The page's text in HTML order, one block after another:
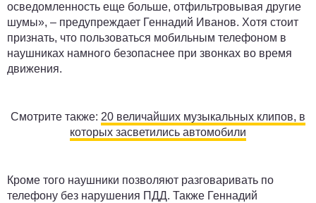
осведомленность еще больше, отфильтровывая другие
шумы», – предупреждает Геннадий Иванов. Хотя стоит
признать, что пользоваться мобильным телефоном в
наушниках намного безопаснее при звонках во время
движения.
Смотрите также: 20 величайших музыкальных клипов, в
которых засветились автомобили
Кроме того наушники позволяют разговаривать по
телефону без нарушения ПДД. Также Геннадий